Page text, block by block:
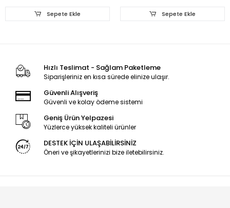
Sepete Ekle Sepete Ekle
Hızlı Teslimat - Sağlam Paketleme
Siparişleriniz en kısa sürede elinize ulaşır.
Güvenli Alışveriş
Güvenli ve kolay ödeme sistemi
Geniş Ürün Yelpazesi
Yüzlerce yüksek kaliteli ürünler
DESTEK İÇİN ULAŞABİLİRSİNİZ
Öneri ve şikayetlerinizi bize iletebilirsiniz.